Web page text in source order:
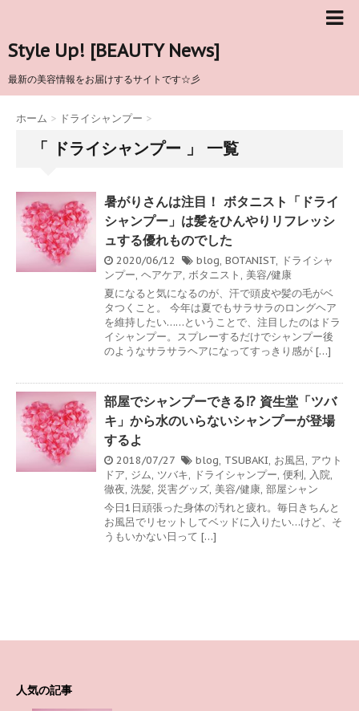
Style Up! [BEAUTY News]
最新の美容情報をお届けするサイトです☆彡
ホーム > ドライシャンプー >
「 ドライシャンプー 」 一覧
暑がりさんは注目！ ボタニスト「ドライ
シャンプー」は髪をひんやりリフレッシ
ュする優れものでした
2020/06/12 blog, BOTANIST, ドライシャ
ンプー, ヘアケア, ボタニスト , 美容/健康
夏になると気になるのが、汗で頭皮や髪の毛がベ
タつくこと。 今年は夏でもサラサラのロングヘア
を維持したい……ということで、注目したのはドラ
イシャンプー。スプレーするだけでシャンプー後
のようなサラサラヘアになってすっきり感が […]
部屋でシャンプーできる!? 資生堂「ツバ
キ」から水のいらないシャンプーが登場
するよ
2018/07/27 blog, TSUBAKI, お風呂, アウト
ドア, ジム, ツバキ, ドライシャンプー, 便利, 入院,
徹夜, 洗髪, 災害グッズ, 美容/健康, 部屋シャン
今日1日頑張った身体の汚れと疲れ。毎日きちんと
お風呂でリセットしてベッドに入りたい…けど、そ
うもいかない日って […]
人気の記事